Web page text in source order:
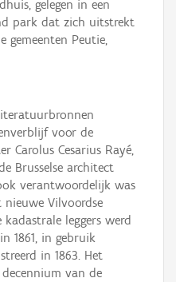
gelegen in een
park dat zich uitstrekt
gemeenten Peutie,
voor de
Carolus Cesarius Rayé,
Brusselse architect
verantwoordelijk was
Vilvoordse
kadastrale leggers werd
1861, in gebruik
in 1863. Het
van de